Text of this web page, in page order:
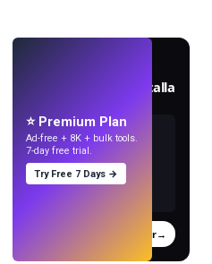
Crea fondos de pantalla
Probar→
⭐ Premium Plan
Ad-free + 8K + bulk tools.
7-day free trial.
Try Free 7 Days →